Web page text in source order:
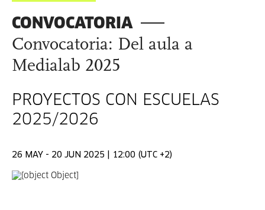
CONVOCATORIA
Convocatoria: Del aula a
Medialab 2025
PROYECTOS CON ESCUELAS
2025/2026
26 MAY - 20 JUN 2025 | 12:00 (UTC +2)